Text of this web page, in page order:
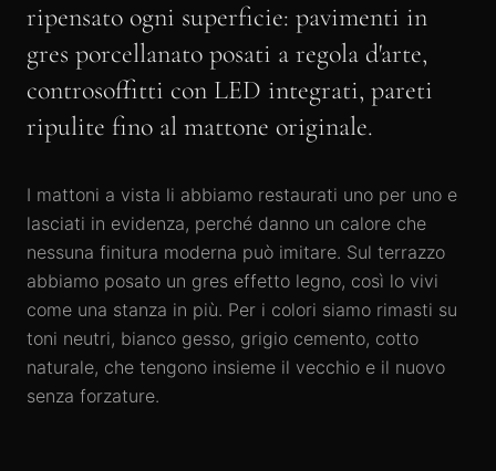
ripensato ogni superficie: pavimenti in
gres porcellanato posati a regola d'arte,
controsoffitti con LED integrati, pareti
ripulite fino al mattone originale.
I mattoni a vista li abbiamo restaurati uno per uno e
lasciati in evidenza, perché danno un calore che
nessuna finitura moderna può imitare. Sul terrazzo
abbiamo posato un gres effetto legno, così lo vivi
come una stanza in più. Per i colori siamo rimasti su
toni neutri, bianco gesso, grigio cemento, cotto
naturale, che tengono insieme il vecchio e il nuovo
senza forzature.